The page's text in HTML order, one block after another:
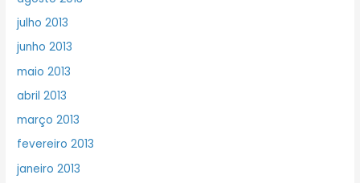
julho 2013
junho 2013
maio 2013
abril 2013
março 2013
fevereiro 2013
janeiro 2013